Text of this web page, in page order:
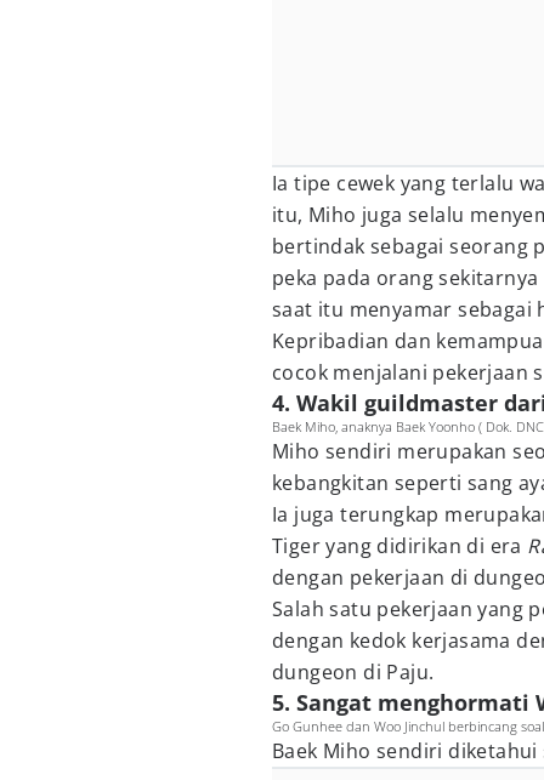
Ia tipe cewek yang terlalu
itu, Miho juga selalu
bertindak sebagai seorang
peka pada orang
saat itu menyamar sebagai
Kepribadian dan
cocok menjalani pekerjaan
4. Wakil guildmaster
Baek Miho, anaknya Baek Yoonho ( Dok.
Miho sendiri merupakan
kebangkitan seperti sang
Ia juga terungkap
Tiger yang didirikan di era
dengan pekerjaan di
Salah satu pekerjaan yang
dengan kedok kerjasama
dungeon di Paju.
5. Sangat menghormati
Go Gunhee dan Woo Jinchul berbincang
Baek Miho sendiri